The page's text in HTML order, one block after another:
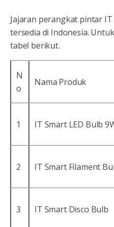
Jajaran perangkat pintar
tersedia di Indonesia.
tabel berikut.
N
o
Nama Produk
1 IT Smart LED Bulb
2 IT Smart Filament
3 IT Smart Disco Bulb